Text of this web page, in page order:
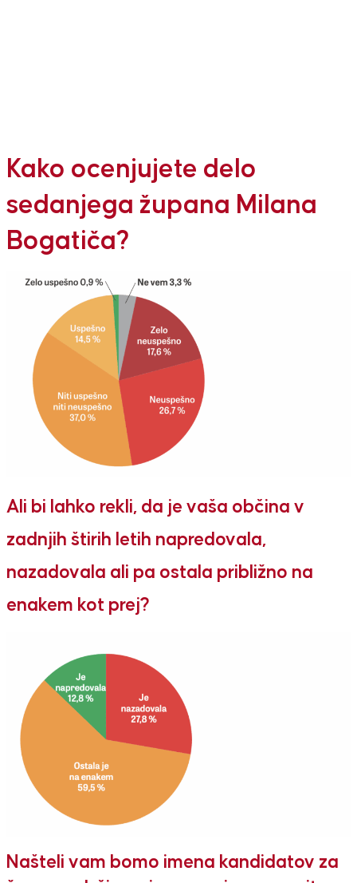
Kako ocenjujete delo
sedanjega župana Milana
Bogatiča?
Ali bi lahko rekli, da je vaša občina v
zadnjih štirih letih napredovala,
nazadovala ali pa ostala približno na
enakem kot prej?
Našteli vam bomo imena kandidatov za